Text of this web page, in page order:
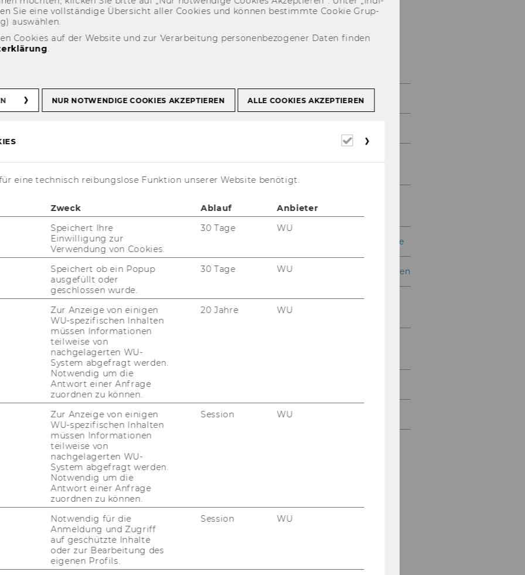
der Lehr­ver­an­
Was pas­
wenn ich mich ab­
mind. zwei Pro­jek­ti­
Pro­jek­ti­ons­flä­che
PCs pro­ji­ziert?
beide Pro­jek­ti­ons­flä­
Pro­jek­ti­ons­flä­che
un­ter­schied­li­che
Pro­jek­ti­ons­flä­chen
Prä­sen­ta­tio­
​Stick an­schlie­ßen
System
interaktive Whiteboard)
SMART Notebook Software
Kameras in den Lehrräumen
Mikrofone in den
Lehrräumen
FAQs
Sie eine voll­stän­di­ge Über­sicht aller Coo­kies und kön­nen be­stimm­te Coo­kie Grup­
aus­wäh­len.
Cookies auf der Website und zur Verarbeitung personenbezogener Daten finden
.
NUR NOTWENDIGE COOKIES AKZEPTIEREN ALLE COOKIES AKZEPTIEREN
Erforderliche
eine technisch reibungslose Funktion unserer Website benötigt.
Zweck Ablauf
Anbieter
Speichert Ihre
Einwilligung zur
Verwendung von Cookies.
30 Tage WU
Speichert ob ein Popup
ausgefüllt oder
geschlossen wurde.
30 Tage WU
Zur Anzeige von einigen
WU-spezifischen Inhalten
müssen Informationen
teilweise von
nachgelagerten WU-
System abgefragt werden.
Notwendig um die
Antwort einer Anfrage
zuordnen zu können.
20 Jahre WU
Zur Anzeige von einigen
WU-spezifischen Inhalten
müssen Informationen
teilweise von
nachgelagerten WU-
System abgefragt werden.
Notwendig um die
Antwort einer Anfrage
zuordnen zu können.
Session WU
Notwendig für die
Anmeldung und Zugriff
auf geschützte Inhalte
oder zur Bearbeitung des
eigenen Profils.
Session WU